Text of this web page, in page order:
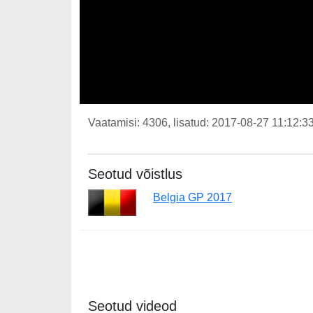
Vaatamisi: 4306, lisatud: 2017-08-27
Seotud võistlus
Belgia GP 2017
Seotud videod